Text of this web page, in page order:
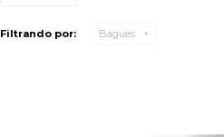
Filtrando por: Bagues